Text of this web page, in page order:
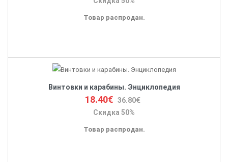
Товар распродан.
Винтовки и карабины. Энциклопедия
18.40€ 36.80€
Скидка 50%
Товар распродан.